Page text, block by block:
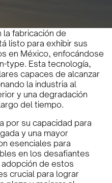
la fabricación de
listo para exhibir sus
en México, enfocándose
type. Esta tecnología,
capaces de alcanzar
la industria al
y una degradación
del tiempo.
por su capacidad para
y una mayor
esenciales para
en los desafiantes
adopción de estos
crucial para lograr